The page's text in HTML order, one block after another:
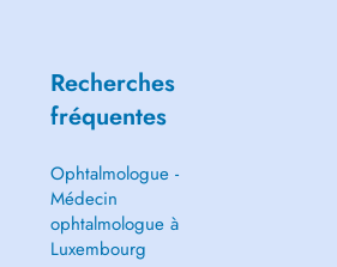
Recherches
fréquentes
Ophtalmologue -
Médecin
ophtalmologue à
Luxembourg